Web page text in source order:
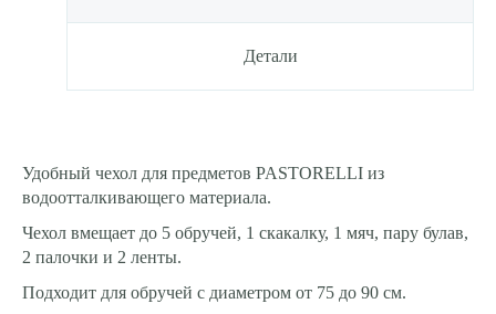
Детали
Удобный чехол для предметов PASTORELLI из
водоотталкивающего материала.
Чехол вмещает до 5 обручей, 1 скакалку, 1 мяч, пару булав,
2 палочки и 2 ленты.
Подходит для обручей с диаметром от 75 до 90 см.